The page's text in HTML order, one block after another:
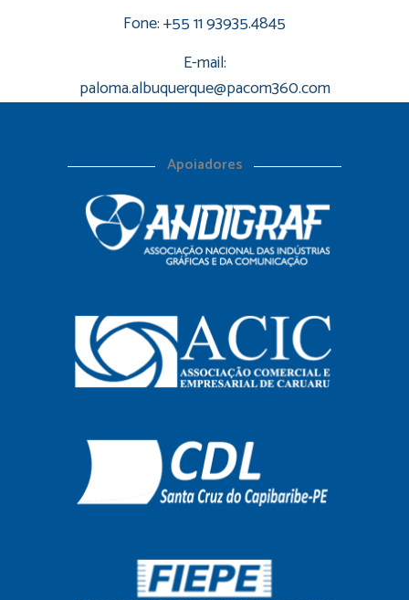
Fone: +55 11 93935.4845
E-mail:
paloma.albuquerque@pacom360.com
Apoiadores